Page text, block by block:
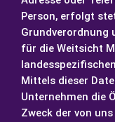
Person, erfolgt
Grundverordnung
für die Weitsicht
Mittels dieser
Unternehmen die
Zweck der von